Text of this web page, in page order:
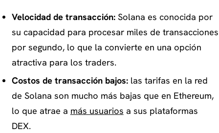
Velocidad de transacción:Solana es conocida por
su capacidad para procesar miles de transacciones
por segundo, lo que la convierte en una opción
atractiva para los traders.
Costos de transacción bajos:las tarifas en la red
de Solana son mucho más bajas que en Ethereum,
lo que atrae a más usuarios a sus plataformas
DEX.